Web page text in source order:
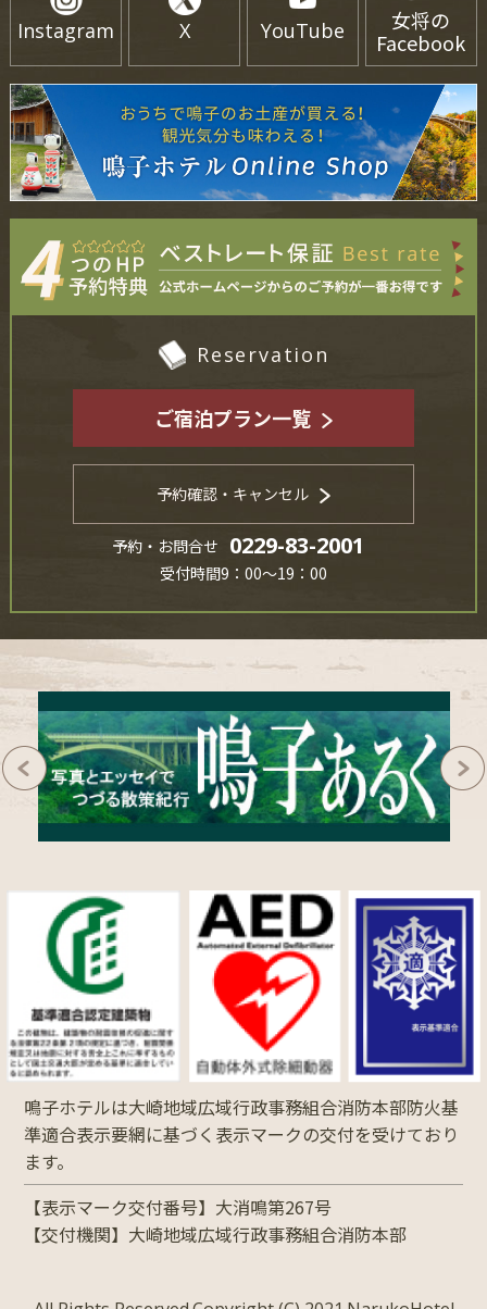
Instagram X YouTube
女将の
Facebook
Reservation
ご宿泊プラン一覧
予約確認・キャンセル
予約・お問合せ 0229-83-2001
受付時間9：00～19：00
鳴子ホテルは大崎地域広域行政事務組合消防本部防火基
準適合表示要網に基づく表示マークの交付を受けており
ます。
【表示マーク交付番号】大消鳴第267号
【交付機関】大崎地域広域行政事務組合消防本部